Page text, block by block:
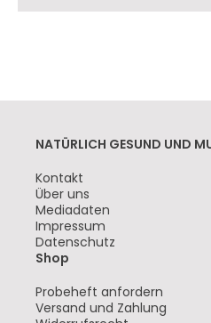
NATÜRLICH GESUND UND
Navigation
überspringen
Kontakt
Über uns
Mediadaten
Impressum
Datenschutz
Shop
Navigation
überspringen
Probeheft anfordern
Versand und Zahlung